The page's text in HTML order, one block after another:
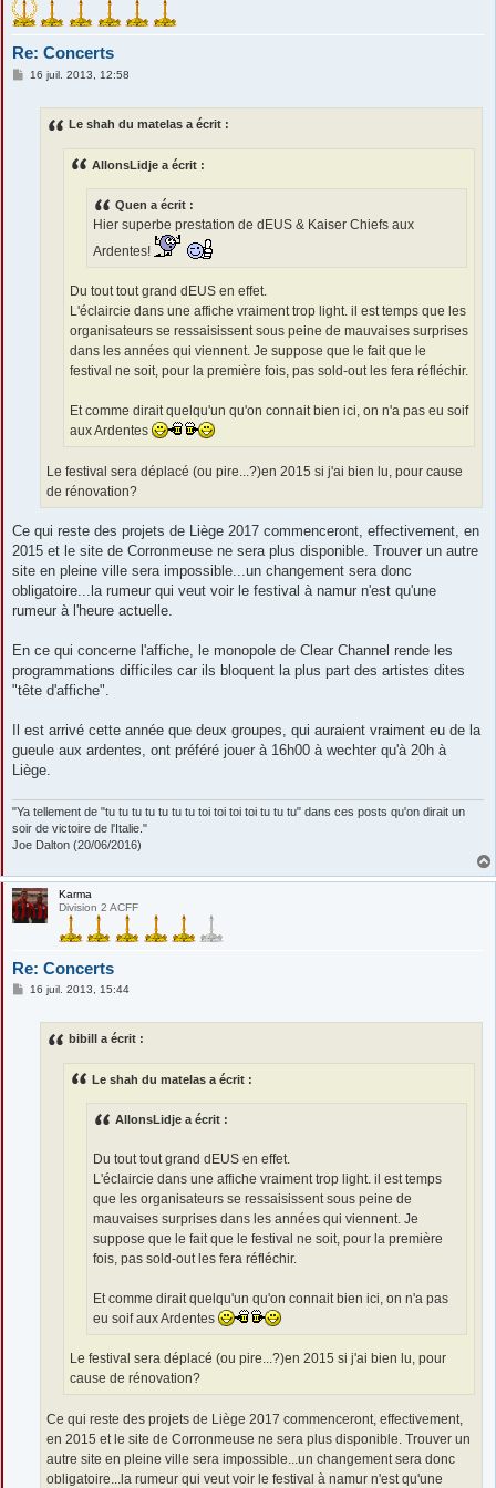
Re: Concerts
M16 juil. 2013, 12:58
Le shah du matelas a écrit :
AllonsLidje a écrit :
Quen a écrit :
Hier superbe prestation de dEUS & Kaiser Chiefs aux
Ardentes!
Du tout tout grand dEUS en effet.
L'éclaircie dans une affiche vraiment trop light. il est temps que les
organisateurs se ressaisissent sous peine de mauvaises surprises
dans les années qui viennent. Je suppose que le fait que le
festival ne soit, pour la première fois, pas sold-out les fera réfléchir.
Et comme dirait quelqu'un qu'on connait bien ici, on n'a pas eu soif
aux Ardentes
Le festival sera déplacé (ou pire...?)en 2015 si j'ai bien lu, pour cause
de rénovation?
Ce qui reste des projets de Liège 2017 commenceront, effectivement, en
2015 et le site de Corronmeuse ne sera plus disponible. Trouver un autre
site en pleine ville sera impossible...un changement sera donc
obligatoire...la rumeur qui veut voir le festival à namur n'est qu'une
rumeur à l'heure actuelle.
En ce qui concerne l'affiche, le monopole de Clear Channel rende les
programmations difficiles car ils bloquent la plus part des artistes dites
"tête d'affiche".
Il est arrivé cette année que deux groupes, qui auraient vraiment eu de la
gueule aux ardentes, ont préféré jouer à 16h00 à wechter qu'à 20h à
Liège.
"Ya tellement de "tu tu tu tu tu tu tu toi toi toi toi tu tu tu" dans ces posts qu'on dirait un
soir de victoire de l'Italie."
Joe Dalton (20/06/2016)
Karma
Division 2 ACFF
Re: Concerts
M16 juil. 2013, 15:44
bibill a écrit :
Le shah du matelas a écrit :
AllonsLidje a écrit :
Du tout tout grand dEUS en effet.
L'éclaircie dans une affiche vraiment trop light. il est temps
que les organisateurs se ressaisissent sous peine de
mauvaises surprises dans les années qui viennent. Je
suppose que le fait que le festival ne soit, pour la première
fois, pas sold-out les fera réfléchir.
Et comme dirait quelqu'un qu'on connait bien ici, on n'a pas
eu soif aux Ardentes
Le festival sera déplacé (ou pire...?)en 2015 si j'ai bien lu, pour
cause de rénovation?
Ce qui reste des projets de Liège 2017 commenceront, effectivement,
en 2015 et le site de Corronmeuse ne sera plus disponible. Trouver un
autre site en pleine ville sera impossible...un changement sera donc
obligatoire...la rumeur qui veut voir le festival à namur n'est qu'une